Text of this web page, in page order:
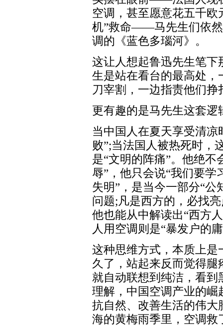
空调，甚至愿意花五千
机”救命——马先生们依
调的《蓝色多瑙河》。
这让人想起鲁迅先生笔
生是站在看台的最高处，
刀宰割，一边指责他们
更有趣的是马先生这套逻
当中国人在夏天享受清凉
败”;当法国人被热死时，
是“文明的阵痛”。他绝不
辱”，他只会说“我们要学
失明”，是当今一部分“公
问题;凡是西方的，必找
他也能从中解读出“西方
人用空调则是“暴发户的
这种思维方式，本质上是
久了，站起来反而觉得
就自动联想到纯洁，看
理解，中国空调产业的崛
抗自然、改善生活的伟大
海的黄梅雨季里，空调救